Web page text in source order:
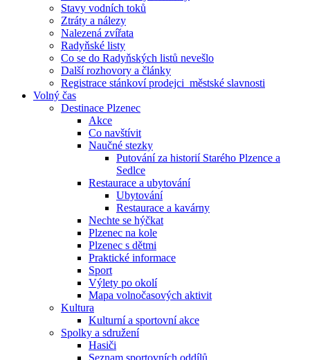
Stavy vodních toků
Ztráty a nálezy
Nalezená zvířata
Radyňské listy
Co se do Radyňských listů nevešlo
Další rozhovory a články
Registrace stánkoví prodejci_městské slavnosti
Volný čas
Destinace Plzenec
Akce
Co navštívit
Naučné stezky
Putování za historií Starého Plzence a
Sedlce
Restaurace a ubytování
Ubytování
Restaurace a kavárny
Nechte se hýčkat
Plzenec na kole
Plzenec s dětmi
Praktické informace
Sport
Výlety po okolí
Mapa volnočasových aktivit
Kultura
Kulturní a sportovní akce
Spolky a sdružení
Hasiči
Seznam sportovních oddílů